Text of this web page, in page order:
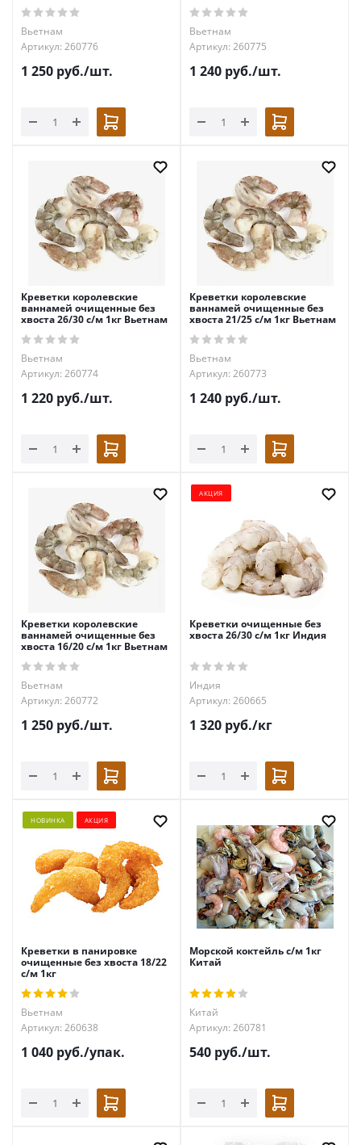
Вьетнам
Артикул: 260776
1 250 руб./шт.
Вьетнам
Артикул: 260775
1 240 руб./шт.
Креветки королевские
ваннамей очищенные без
хвоста 26/30 с/м 1кг Вьетнам
Вьетнам
Артикул: 260774
1 220 руб./шт.
Креветки королевские
ваннамей очищенные без
хвоста 21/25 с/м 1кг Вьетнам
Вьетнам
Артикул: 260773
1 240 руб./шт.
Креветки королевские
ваннамей очищенные без
хвоста 16/20 с/м 1кг Вьетнам
Вьетнам
Артикул: 260772
1 250 руб./шт.
АКЦИЯ
Креветки очищенные без
хвоста 26/30 с/м 1кг Индия
Индия
Артикул: 260665
1 320 руб./кг
НОВИНКА АКЦИЯ
Креветки в панировке
очищенные без хвоста 18/22
с/м 1кг
Вьетнам
Артикул: 260638
1 040 руб./упак.
Морской коктейль с/м 1кг
Китай
Китай
Артикул: 260781
540 руб./шт.